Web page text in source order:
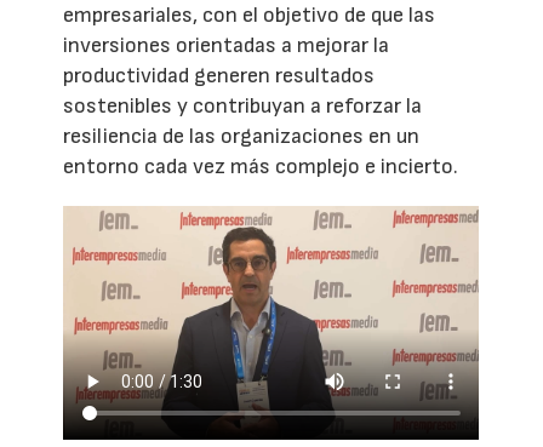
empresariales, con el objetivo de que las
inversiones orientadas a mejorar la
productividad generen resultados
sostenibles y contribuyan a reforzar la
resiliencia de las organizaciones en un
entorno cada vez más complejo e incierto.